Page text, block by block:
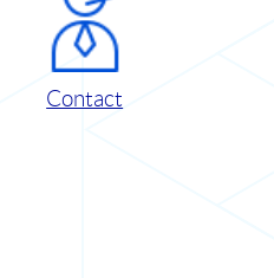
Contact